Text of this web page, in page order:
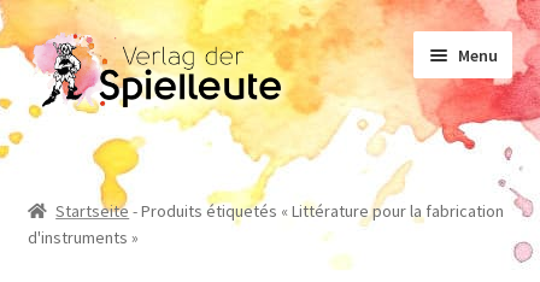
Aller
à
la
navigation
Aller
au
contenu
Menu
Notes de musique
Manuel d’enseignement
Startseite -Produits étiquetés « Littérature pour la fabrication
d'instruments »